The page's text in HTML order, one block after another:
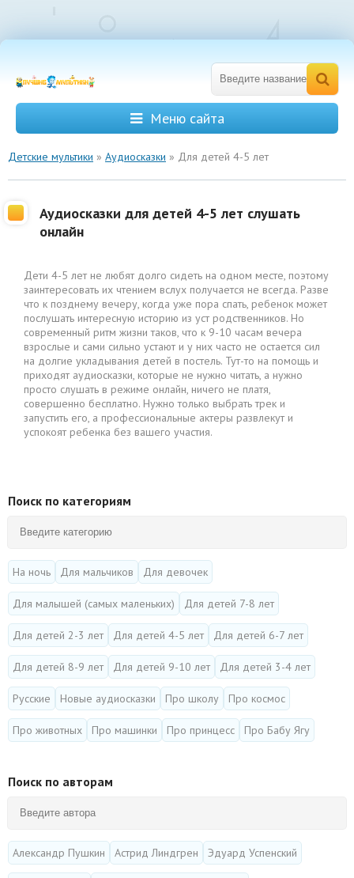
Меню сайта
Детские мультики » Аудиосказки » Для детей 4-5 лет
Аудиосказки для детей 4-5 лет слушать
онлайн
Дети 4-5 лет не любят долго сидеть на одном месте, поэтому
заинтересовать их чтением вслух получается не всегда. Разве
что к позднему вечеру, когда уже пора спать, ребенок может
послушать интересную историю из уст родственников. Но
современный ритм жизни таков, что к 9-10 часам вечера
взрослые и сами сильно устают и у них часто не остается сил
на долгие укладывания детей в постель. Тут-то на помощь и
приходят аудиосказки, которые не нужно читать, а нужно
просто слушать в режиме онлайн, ничего не платя,
совершенно бесплатно. Нужно только выбрать трек и
запустить его, а профессиональные актеры развлекут и
успокоят ребенка без вашего участия.
Поиск по категориям
На ночь Для мальчиков Для девочек
Для малышей (самых маленьких) Для детей 7-8 лет
Для детей 2-3 лет Для детей 4-5 лет Для детей 6-7 лет
Для детей 8-9 лет Для детей 9-10 лет Для детей 3-4 лет
Русские Новые аудиосказки Про школу Про космос
Про животных Про машинки Про принцесс Про Бабу Ягу
Поиск по авторам
Александр Пушкин Астрид Линдгрен Эдуард Успенский